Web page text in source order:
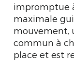
impromptue
maximale
mouvement,
commun à
place et est